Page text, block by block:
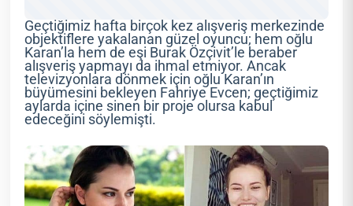
Geçtiğimiz hafta birçok kez alışveriş merkezinde
objektiflere yakalanan güzel oyuncu; hem oğlu
Karan’la hem de eşi Burak Özçivit’le beraber
alışveriş yapmayı da ihmal etmiyor. Ancak
televizyonlara dönmek için oğlu Karan’ın
büyümesini bekleyen Fahriye Evcen; geçtiğimiz
aylarda içine sinen bir proje olursa kabul
edeceğini söylemişti.